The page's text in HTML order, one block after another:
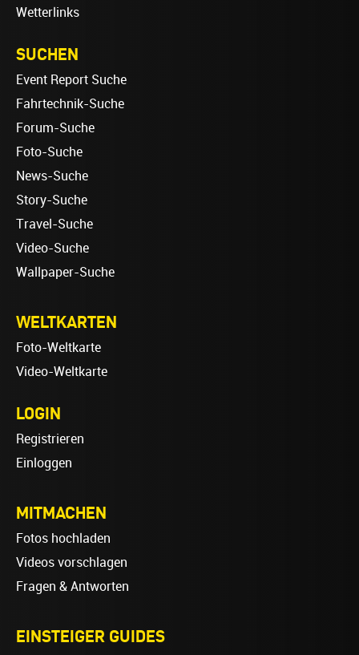
Wetterlinks
SUCHEN
Event Report Suche
Fahrtechnik-Suche
Forum-Suche
Foto-Suche
News-Suche
Story-Suche
Travel-Suche
Video-Suche
Wallpaper-Suche
WELTKARTEN
Foto-Weltkarte
Video-Weltkarte
LOGIN
Registrieren
Einloggen
MITMACHEN
Fotos hochladen
Videos vorschlagen
Fragen & Antworten
EINSTEIGER GUIDES